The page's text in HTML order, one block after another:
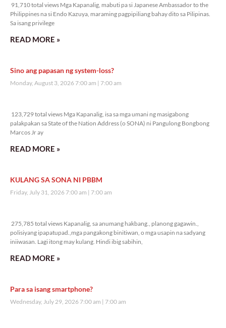
91,710 total views Mga Kapanalig, mabuti pa si Japanese Ambassador to the
Philippines na si Endo Kazuya, maraming pagpipiliang bahay dito sa Pilipinas.
Sa isang privilege
READ MORE »
Sino ang papasan ng system-loss?
Monday, August 3, 2026 7:00 am 7:00 am
123,729 total views Mga Kapanalig, isa sa mga umani ng masigabong
palakpakan sa State of the Nation Address (o SONA) ni Pangulong Bongbong
Marcos Jr ay
READ MORE »
KULANG SA SONA NI PBBM
Friday, July 31, 2026 7:00 am 7:00 am
275,785 total views Kapanalig, sa anumang hakbang., planong gagawin.,
polisiyang ipapatupad.,mga pangakong binitiwan, o mga usapin na sadyang
iniiwasan. Lagi itong may kulang. Hindi ibig sabihin,
READ MORE »
Para sa isang smartphone?
Wednesday, July 29, 2026 7:00 am 7:00 am